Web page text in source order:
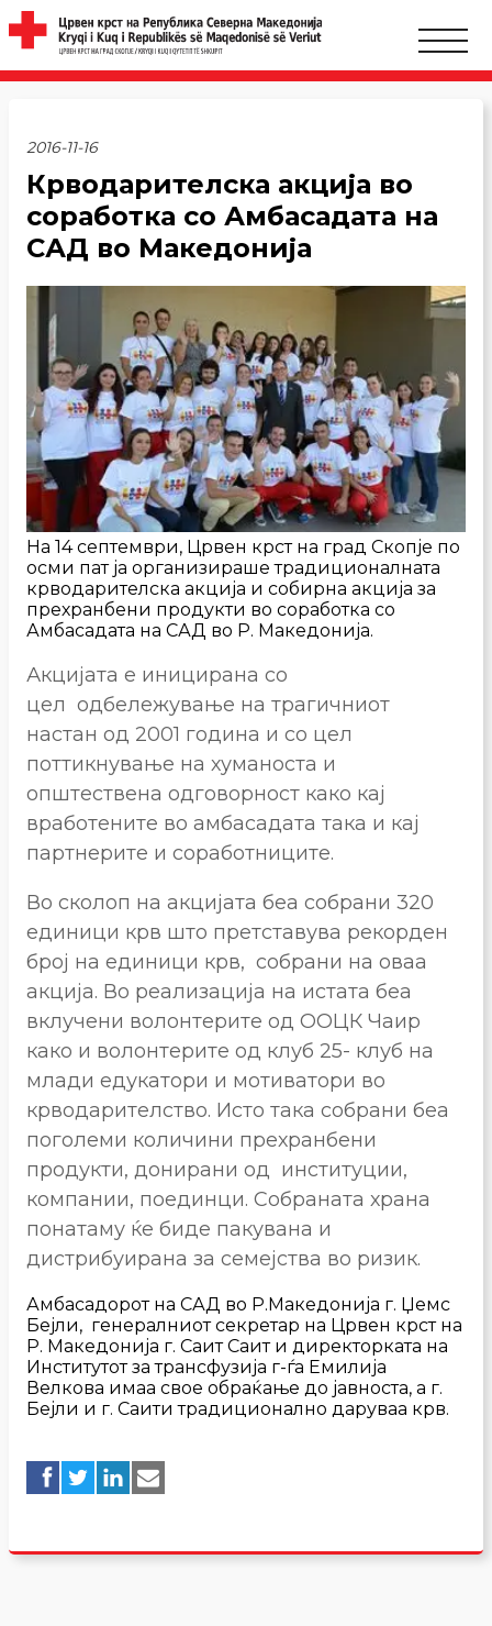
2016-11-16
Крводарителска акција во
соработка со Амбасадата на
САД во Македонија
На 14 септември, Црвен крст на град Скопје по
осми пат ја организираше традиционалната
крводарителска акција и собирна акција за
прехранбени продукти во соработка со
Амбасадата на САД во Р. Македонија.
Акцијата е иницирана со
цел одбележување на трагичниот
настан од 2001 година и со цел
поттикнување на хуманоста и
општествена одговорност како кај
вработените во амбасадата така и кај
партнерите и соработниците.
Во сколоп на акцијата беа собрани 320
единици крв што претставува рекорден
број на единици крв, собрани на оваа
акција. Во реализација на истата беа
вклучени волонтерите од ООЦК Чаир
како и волонтерите од клуб 25- клуб на
млади едукатори и мотиватори во
крводарителство. Исто така собрани беа
поголеми количини прехранбени
продукти, донирани од институции,
компании, поединци. Собраната храна
понатаму ќе биде пакувана и
дистрибуирана за семејства во ризик.
Амбасадорот на САД во Р.Македонија г. Џемс
Бејли, генералниот секретар на Црвен крст на
Р. Македонија г. Саит Саит и директорката на
Институтот за трансфузија г-ѓа Емилија
Велкова имаа свое обраќање до јавноста, а г.
Бејли и г. Саити традиционално даруваа крв.